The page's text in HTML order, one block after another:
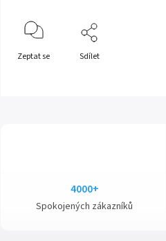
Zeptat se Sdílet
4000+
Spokojených zákazníků